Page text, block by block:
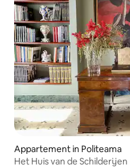
Appartement in Politeama
Het Huis van de Schilderijen